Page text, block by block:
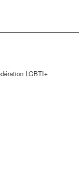
LGBTI+